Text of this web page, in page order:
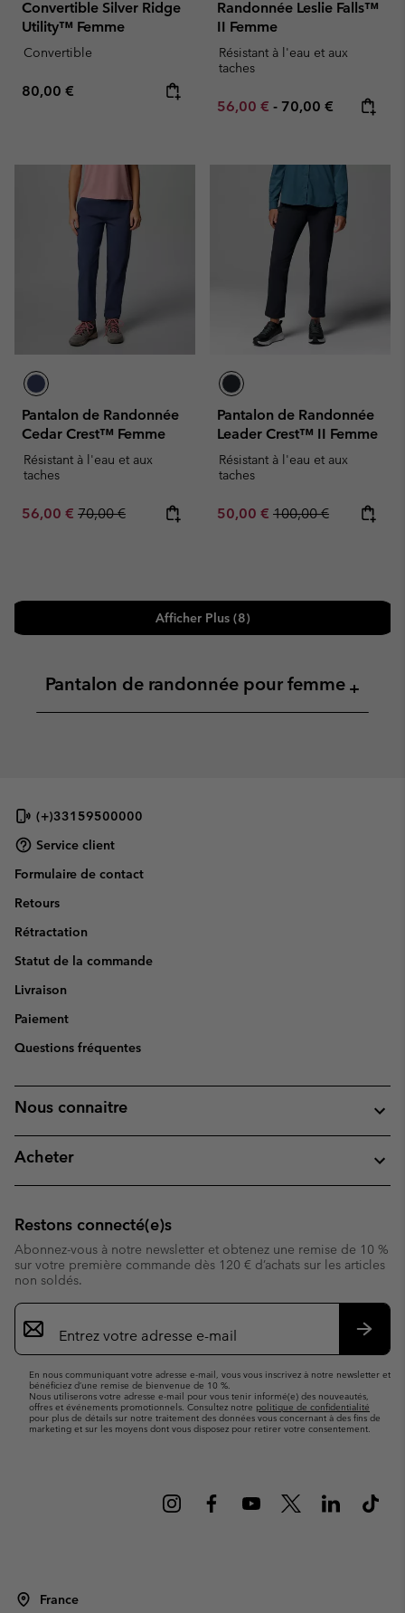
Convertible Silver Ridge
Utility™ Femme
Convertible
Regular price:
80,00 €
Randonnée Leslie Falls™
II Femme
Résistant à l'eau et aux
taches
Minimum sale price:
56,00 € - Maximum price:
70,00 €
Pantalon de Randonnée
Cedar Crest™ Femme
Résistant à l'eau et aux
taches
Sale price:
56,00 € Regular price:
70,00 €
Pantalon de Randonnée
Leader Crest™ II Femme
Résistant à l'eau et aux
taches
Sale price:
50,00 € Regular price:
100,00 €
Afficher Plus (8)
Pantalon de randonnée pour femme +
(+)33159500000
Service client
Formulaire de contact
Retours
Rétractation
Statut de la commande
Livraison
Paiement
Questions fréquentes
Nous connaitre
Acheter
Restons connecté(e)s
Abonnez-vous à notre newsletter et obtenez une remise de 10 %
sur votre première commande dès 120 € d’achats sur les articles
non soldés.
Inscription
par
e-
En nous communiquant votre adresse e-mail, vous vous inscrivez à notre newsletter et
bénéficiez d’une remise de bienvenue de 10 %.
Nous utiliserons votre adresse e-mail pour vous tenir informé(e) des nouveautés,
offres et événements promotionnels. Consultez notre politique de confidentialité
pour plus de détails sur notre traitement des données vous concernant à des fins de
marketing et sur les moyens dont vous disposez pour retirer votre consentement.
France